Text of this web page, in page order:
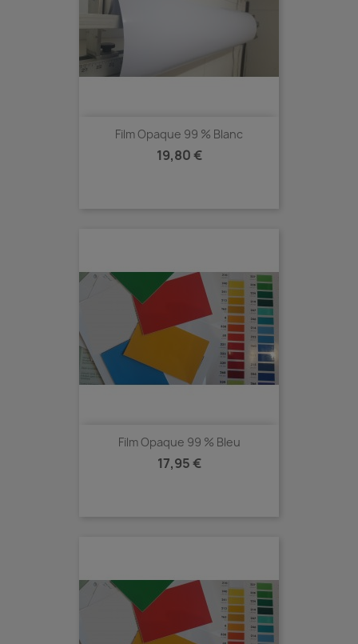
Film Opaque 99 % Blanc
Prix
19,80 €
Film Opaque 99 % Bleu
Prix
17,95 €